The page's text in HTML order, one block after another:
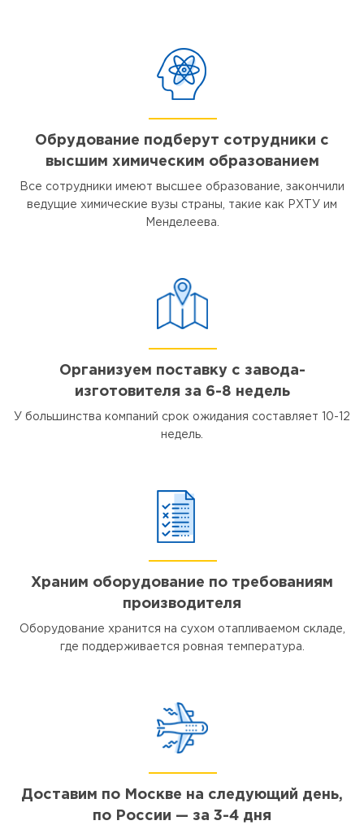
Обрудование подберут сотрудники с
высшим химическим образованием
Все сотрудники имеют высшее образование, закончили
ведущие химические вузы страны, такие как РХТУ им
Менделеева.
Организуем поставку с завода-
изготовителя за 6-8 недель
У большинства компаний срок ожидания составляет 10-12
недель.
Храним оборудование по требованиям
производителя
Оборудование хранится на сухом отапливаемом складе,
где поддерживается ровная температура.
Доставим по Москве на следующий день,
по России — за 3-4 дня